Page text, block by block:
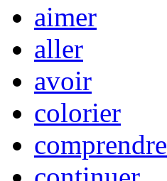
aimer
aller
avoir
colorier
comprendre